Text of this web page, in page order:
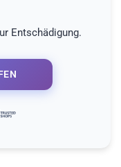
Entschädigung.